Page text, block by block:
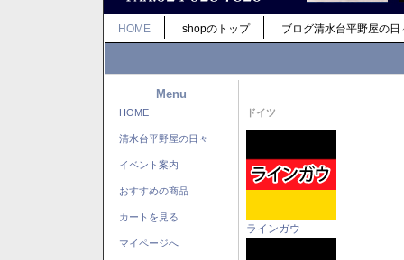
HOME shopのトップ ブログ清水台平野屋の日
Menu
HOME
清水台平野屋の日々
イベント案内
おすすめの商品
カートを見る
マイページへ
ドイツ
ラインガウ